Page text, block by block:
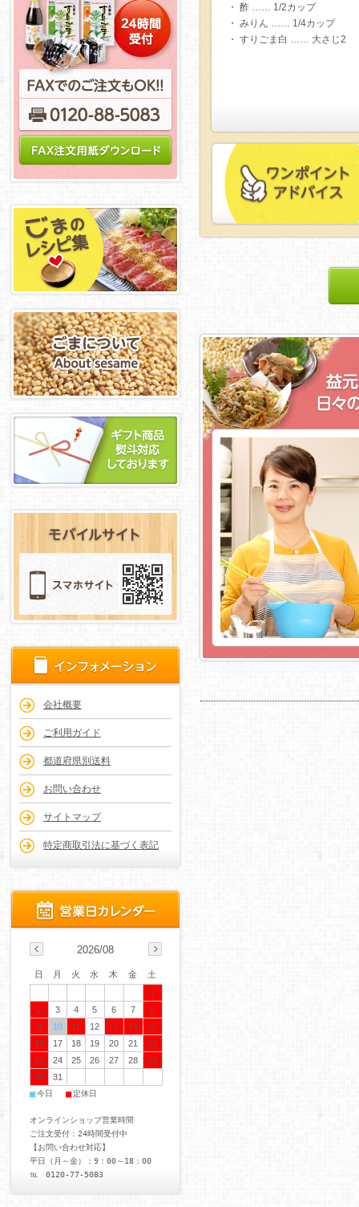
・ 酢 …… 1/2カップ
・ みりん …… 1/4カップ
・ すりごま白 …… 大さじ2
会社概要
ご利用ガイド
都道府県別送料
お問い合わせ
サイトマップ
特定商取引法に基づく表記
2026/08
日 月 火 水 木 金
土
1
2
3 4 5 6 7
8
9
10 11 12 13 14
15
16
17 18 19 20 21
22
23
24 25 26 27 28
29
30
31
■ 今日 ■ 定休日
オンラインショップ営業時間
ご注文受付：24時間受付中
【お問い合わせ対応】
平日（月～金）：9：00～18：00
℡ 0120-77-5083